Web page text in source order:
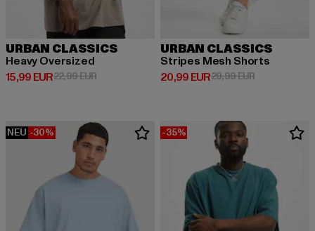
URBAN CLASSICS
Heavy Oversized
15,99 EUR
Derzeitiger Preis: 15,99 EUR
22,99 EURAktionspreis: 22,99 EUR
URBAN CLASSICS
Stripes Mesh Shorts
20,99 EUR
Derzeitiger Preis: 20,99 EUR
29,99 EURAktionspreis:
NEU -30% -35%